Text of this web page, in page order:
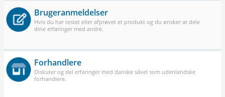
Brugeranmeldelser
Hvis du har testet eller afprøvet et produkt og du ønsker at dele
dine erfaringer med andre.
Forhandlere
Diskuter og del erfaringer med danske såvel som udenlandske
forhandlere.